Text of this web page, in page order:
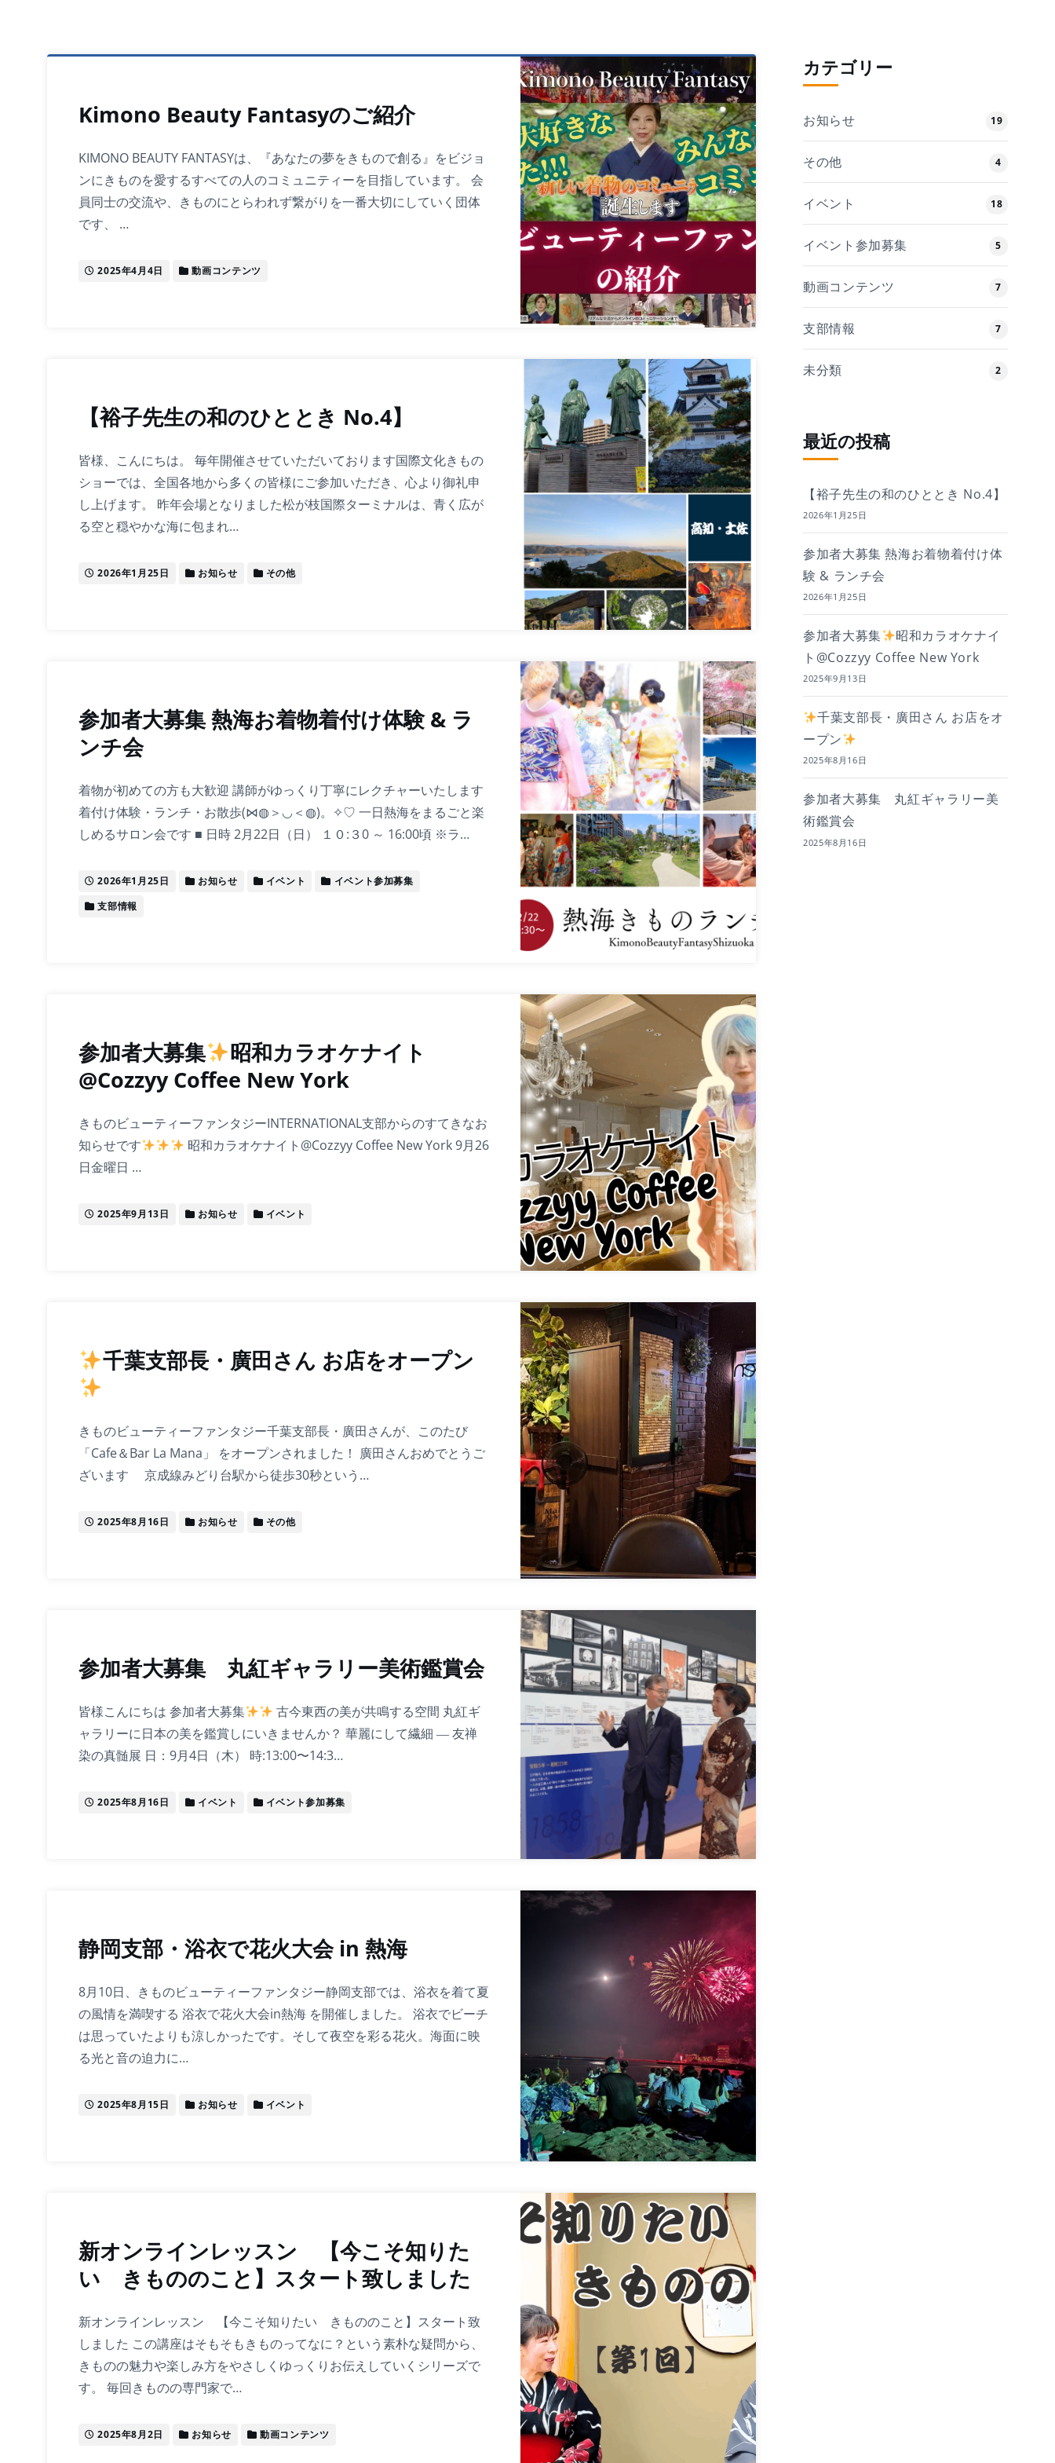
Kimono Beauty Fantasyのご紹介
KIMONO BEAUTY FANTASYは、『あなたの夢をきもので創る』をビジョ
ンにきものを愛するすべての人のコミュニティーを目指しています。 会
員同士の交流や、きものにとらわれず繋がりを一番大切にしていく団体
です、 …
2025年4月4日 動画コンテンツ
【裕子先生の和のひととき No.4】
皆様、こんにちは。 毎年開催させていただいております国際文化きもの
ショーでは、全国各地から多くの皆様にご参加いただき、心より御礼申
し上げます。 昨年会場となりました松が枝国際ターミナルは、青く広が
る空と穏やかな海に包まれ…
2026年1月25日 お知らせ その他
参加者大募集 熱海お着物着付け体験 & ラ
ンチ会
着物が初めての方も大歓迎 講師がゆっくり丁寧にレクチャーいたします
着付け体験・ランチ・お散歩(⋈◍＞◡＜◍)。✧♡ 一日熱海をまるごと楽
しめるサロン会です ■ 日時 2月22日（日） １０:３0 ～ 16:00頃 ※ラ…
2026年1月25日 お知らせ イベント
イベント参加募集
支部情報
参加者大募集
昭和カラオケナイト
@Cozzyy Coffee New York
きものビューティーファンタジーINTERNATIONAL支部からのすてきなお
知らせです
昭和カラオケナイト@Cozzyy Coffee New York 9月26
日金曜日 …
2025年9月13日 お知らせ イベント
千葉支部長・廣田さん お店をオープン
きものビューティーファンタジー千葉支部長・廣田さんが、このたび
「Cafe＆Bar La Mana」 をオープンされました！ 廣田さんおめでとうご
ざいます 京成線みどり台駅から徒歩30秒という…
2025年8月16日 お知らせ その他
参加者大募集 丸紅ギャラリー美術鑑賞会
皆様こんにちは 参加者大募集
古今東西の美が共鳴する空間 丸紅ギ
ャラリーに日本の美を鑑賞しにいきませんか？ 華麗にして繊細 ― 友禅
染の真髄展 日：9月4日（木） 時:13:00〜14:3…
2025年8月16日 イベント イベント参加募集
静岡支部・浴衣で花火大会 in 熱海
8月10日、きものビューティーファンタジー静岡支部では、浴衣を着て夏
の風情を満喫する 浴衣で花火大会in熱海 を開催しました。 浴衣でビーチ
は思っていたよりも涼しかったです。そして夜空を彩る花火。海面に映
る光と音の迫力に…
2025年8月15日 お知らせ イベント
新オンラインレッスン 【今こそ知りた
い きもののこと】スタート致しました
新オンラインレッスン 【今こそ知りたい きもののこと】スタート致
しました この講座はそもそもきものってなに？という素朴な疑問から、
きものの魅力や楽しみ方をやさしくゆっくりお伝えしていくシリーズで
す。 毎回きものの専門家で…
2025年8月2日 お知らせ 動画コンテンツ
カテゴリー
お知らせ 19
その他 4
イベント 18
イベント参加募集 5
動画コンテンツ 7
支部情報 7
未分類 2
最近の投稿
【裕子先生の和のひととき No.4】
2026年1月25日
参加者大募集 熱海お着物着付け体
験 & ランチ会
2026年1月25日
参加者大募集
昭和カラオケナイ
ト@Cozzyy Coffee New York
2025年9月13日
千葉支部長・廣田さん お店をオ
ープン
2025年8月16日
参加者大募集 丸紅ギャラリー美
術鑑賞会
2025年8月16日